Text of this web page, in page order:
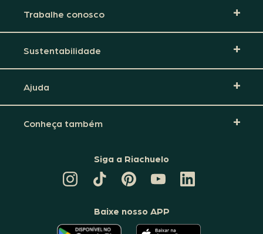
Trabalhe conosco
Sustentabilidade
Ajuda
Conheça também
Siga a Riachuelo
TIKTOK
DA
PINTEREST
DA
CANAL
DA
RIACHUELO
LINKEDIN
DA
Baixe nosso APP
O O